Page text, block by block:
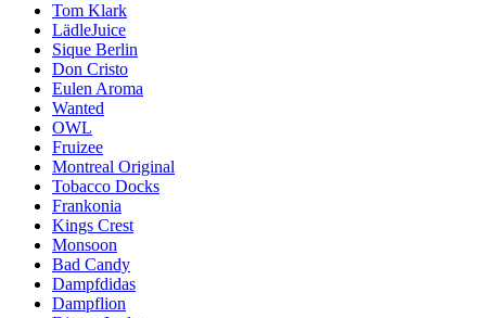
Tom Klark
LädleJuice
Sique Berlin
Don Cristo
Eulen Aroma
Wanted
OWL
Fruizee
Montreal Original
Tobacco Docks
Frankonia
Kings Crest
Monsoon
Bad Candy
Dampfdidas
Dampflion